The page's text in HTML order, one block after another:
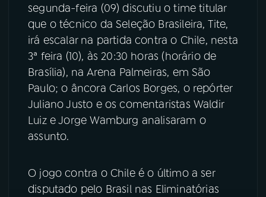
ACOMPANHE A RÁDIO NACIONAL
YouTube Facebook
Instagram X
segunda-feira (09) discutiu o time titular
que o técnico da Seleção Brasileira, Tite,
irá escalar na partida contra o Chile, nesta
3ª feira (10), às 20:30 horas (horário de
Brasília), na Arena Palmeiras, em São
Paulo; o âncora Carlos Borges, o repórter
Juliano Justo e os comentaristas Waldir
Luiz e Jorge Wamburg analisaram o
assunto.
O jogo contra o Chile é o último a ser
disputado pelo Brasil nas Eliminatórias